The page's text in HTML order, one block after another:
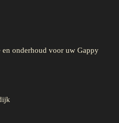
onderhoud voor uw Gappy